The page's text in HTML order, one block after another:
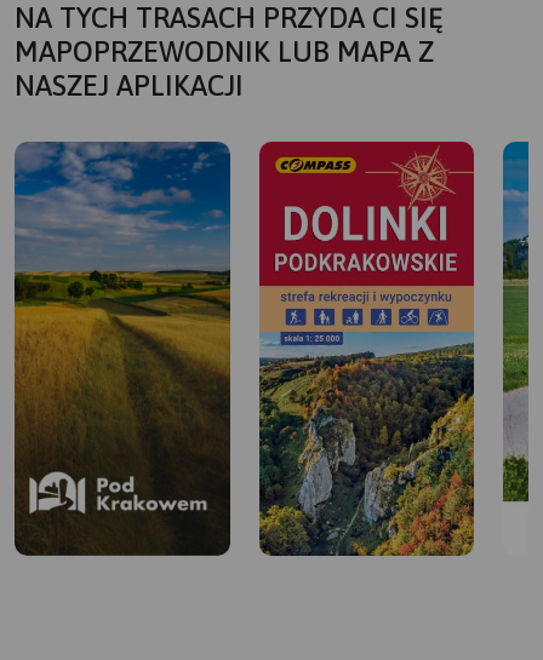
NA TYCH TRASACH PRZYDA CI SIĘ
MAPOPRZEWODNIK LUB MAPA Z
NASZEJ APLIKACJI